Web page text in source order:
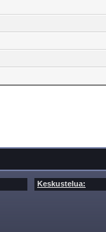
Keskustelua: